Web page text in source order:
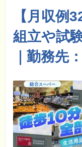
【月収例
組立や試
｜勤務先